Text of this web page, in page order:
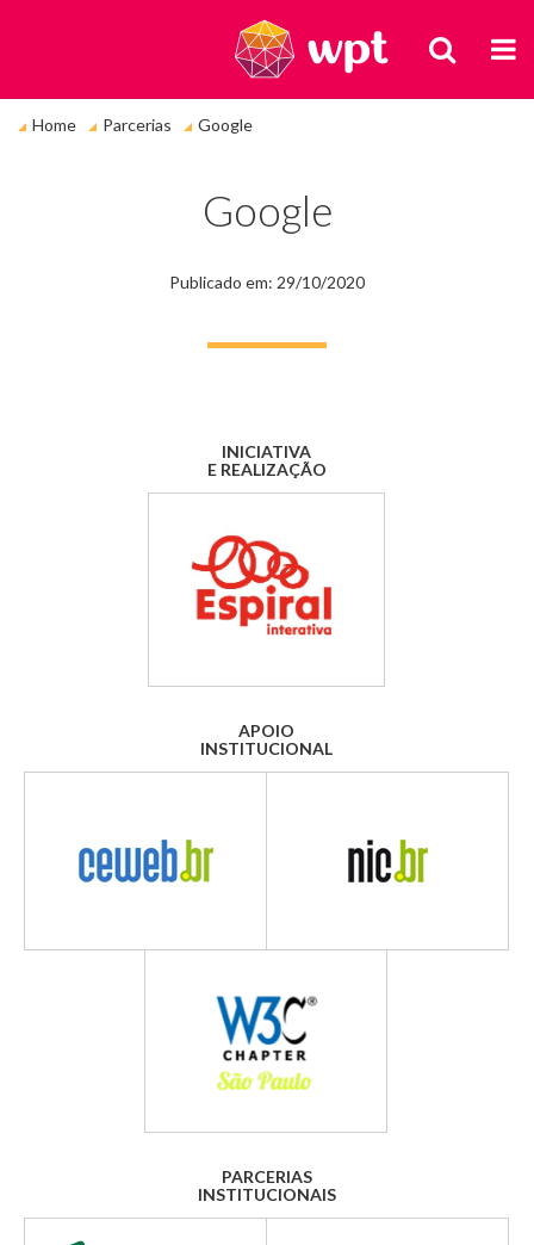
BUSCA
está
Home Parcerias Google
Google
Publicado em: 29/10/2020
INICIATIVA
E REALIZAÇÃO
APOIO
INSTITUCIONAL
PARCERIAS
INSTITUCIONAIS